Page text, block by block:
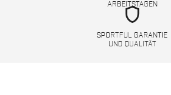
ARBEITSTAGEN
shield
SPORTFUL GARANTIE
UND QUALITÄT